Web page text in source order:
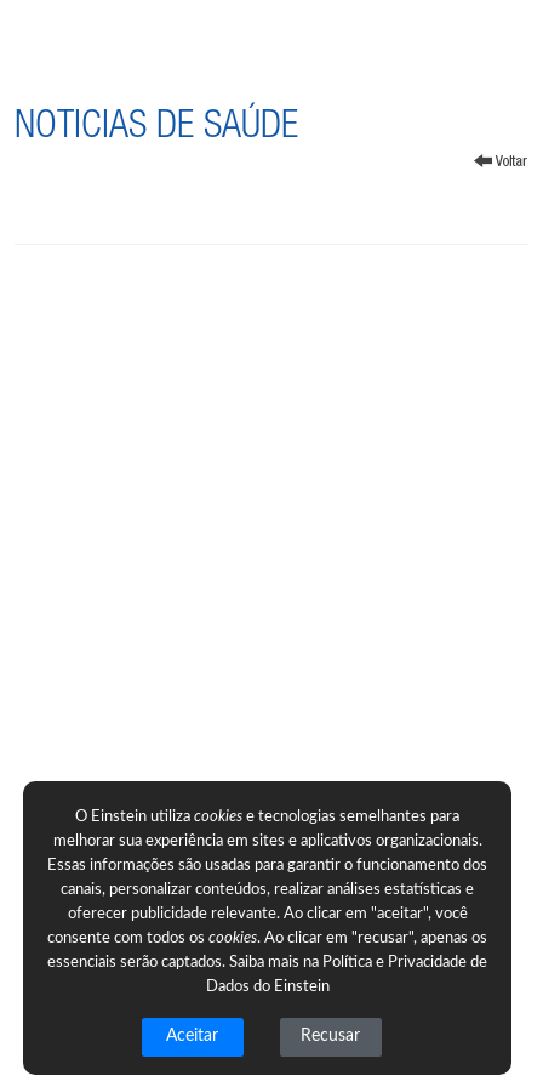
NOTICIAS DE SAÚDE
O Einstein utilizacookies e tecnologias semelhantes para
melhorar sua experiência em sites e aplicativos organizacionais.
Essas informações são usadas para garantir o funcionamento dos
canais, personalizar conteúdos, realizar análises estatísticas e
oferecer publicidade relevante. Ao clicar em "aceitar", você
consente com todos oscookies. Ao clicar em "recusar", apenas os
essenciais serão captados. Saiba mais na Política e Privacidade de
Dados do Einstein
Aceitar Recusar